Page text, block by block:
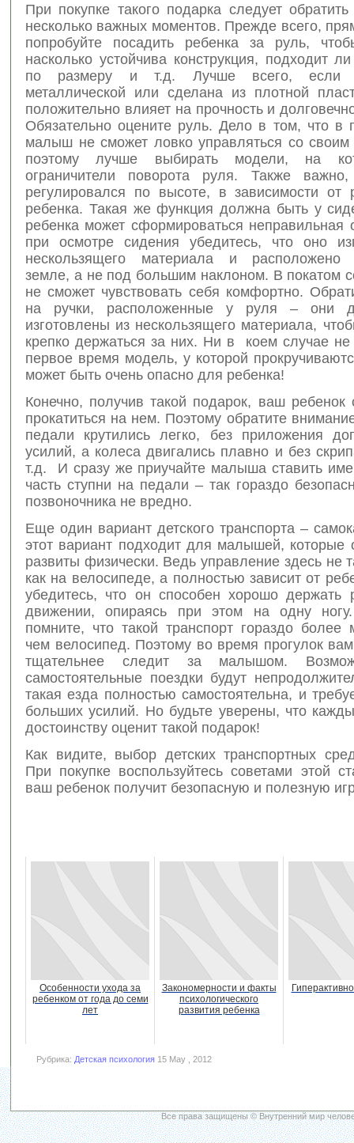
При покупке такого подарка следует
несколько важных моментов. Прежде всего,
попробуйте посадить ребенка за руль,
насколько устойчива конструкция, подходит
по размеру и т.д. Лучше всего, если
металлической или сделана из плотной
положительно влияет на прочность и
Обязательно оцените руль. Дело в том, что в
малыш не сможет ловко управляться со своим
поэтому лучше выбирать модели, на
ограничители поворота руля. Также
регулировался по высоте, в зависимости от
ребенка. Такая же функция должна быть у
ребенка может сформироваться неправильная
при осмотре сидения убедитесь, что оно
нескользящего материала и расположено
земле, а не под большим наклоном. В покатом
не сможет чувствовать себя комфортно.
на ручки, расположенные у руля – они
изготовлены из нескользящего материала,
крепко держаться за них. Ни в коем случае не
первое время модель, у которой
может быть очень опасно для ребенка!
Конечно, получив такой подарок, ваш ребенок
прокатиться на нем. Поэтому обратите
педали крутились легко, без приложения
усилий, а колеса двигались плавно и без
т.д. И сразу же приучайте малыша ставить
часть ступни на педали – так гораздо
позвоночника не вредно.
Еще один вариант детского транспорта –
этот вариант подходит для малышей, которые
развиты физически. Ведь управление здесь не
как на велосипеде, а полностью зависит от
убедитесь, что он способен хорошо держать
движении, опираясь при этом на одну
помните, что такой транспорт гораздо более
чем велосипед. Поэтому во время прогулок
тщательнее следит за малышом.
самостоятельные поездки будут
такая езда полностью самостоятельна, и
больших усилий. Но будьте уверены, что
достоинству оценит такой подарок!
Как видите, выбор детских транспортных
При покупке воспользуйтесь советами этой
ваш ребенок получит безопасную и полезную
Особенности ухода за
ребенком от года до семи
лет
Закономерности и факты
психологического
развития ребенка
Рубрика: Детская психология 15 May , 2012
Все права защищены © Внутренний мир